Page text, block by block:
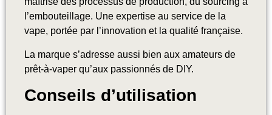
l’embouteillage. Une expertise au service de la
vape, portée par l’innovation et la qualité française.
La marque s’adresse aussi bien aux amateurs de
prêt-à-vaper qu’aux passionnés de DIY.
Conseils d’utilisation